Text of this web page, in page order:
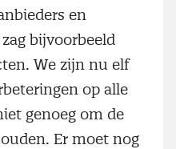
en
bijvoorbeeld
We zijn nu elf
op alle
genoeg om de
Er moet nog